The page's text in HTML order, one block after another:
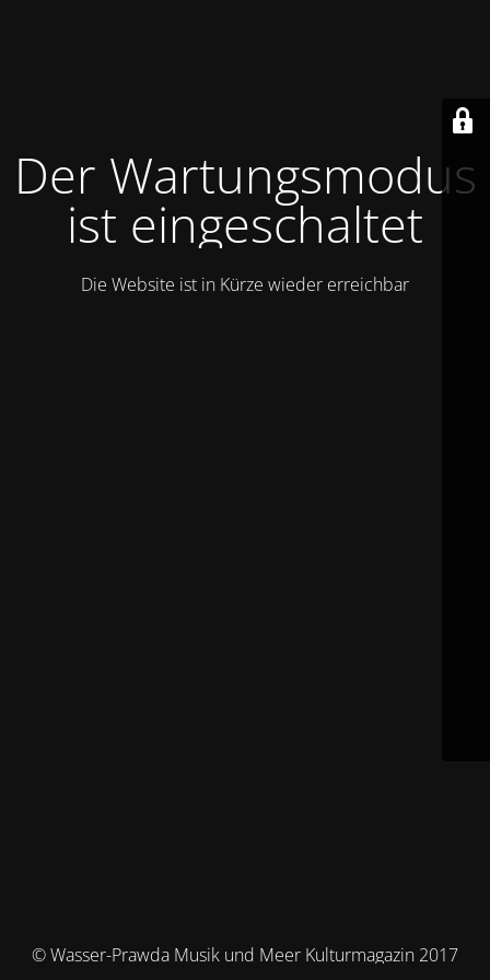
Der Wartungsmodus
ist eingeschaltet
Die Website ist in Kürze wieder erreichbar
© Wasser-Prawda Musik und Meer Kulturmagazin 2017